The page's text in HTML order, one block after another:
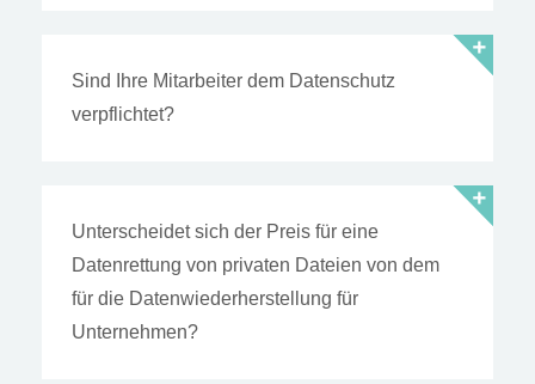
Sind Ihre Mitarbeiter dem Datenschutz
verpflichtet?
Unterscheidet sich der Preis für eine
Datenrettung von privaten Dateien von dem
für die Datenwiederherstellung für
Unternehmen?